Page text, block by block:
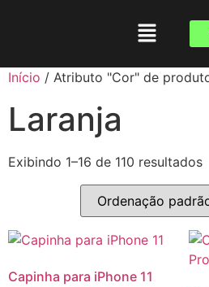
Início / Atributo "Cor" de
Laranja
Exibindo 1–16 de 110 resultados
Capinha para iPhone 11